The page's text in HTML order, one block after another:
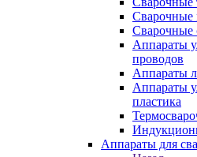
Сварочные
Сварочные
Аппараты
проводов
Аппараты
Аппараты
пластика
Аппараты для